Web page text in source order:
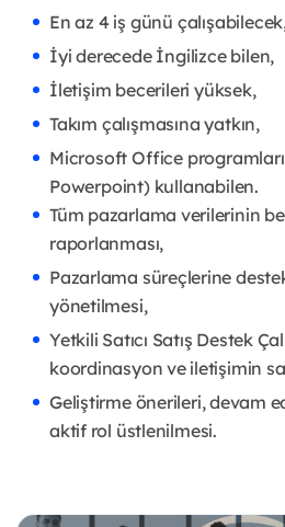
En az 4 iş günü çalışabilecek,
İyi derecede İngilizce bilen,
İletişim becerileri yüksek,
Takım çalışmasına yatkın,
Microsoft Office
Powerpoint) kullanabilen.
Tüm pazarlama verilerinin
raporlanması,
Pazarlama süreçlerine
yönetilmesi,
Yetkili Satıcı Satış Destek
koordinasyon ve iletişimin
Geliştirme önerileri, devam
aktif rol üstlenilmesi.